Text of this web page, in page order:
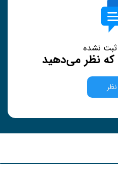
نشده
که نظر می‌دهید